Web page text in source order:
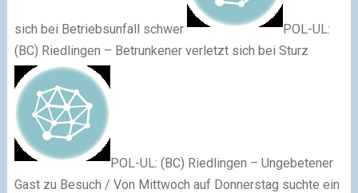
sich bei Betriebsunfall schwer
POL-UL:
(BC) Riedlingen – Betrunkener verletzt sich bei Sturz
POL-UL: (BC) Riedlingen – Ungebetener
Gast zu Besuch / Von Mittwoch auf Donnerstag suchte ein